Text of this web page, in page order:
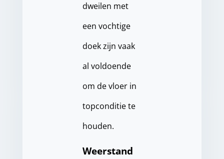
dweilen met
een vochtige
doek zijn vaak
al voldoende
om de vloer in
topconditie te
houden.
Weerstand